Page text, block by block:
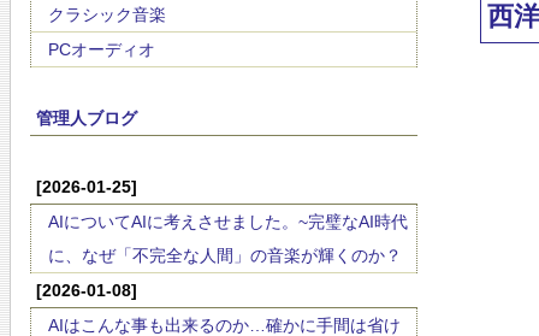
クラシック音楽
PCオーディオ
管理人ブログ
[2026-01-25]
AIについてAIに考えさせました。~完璧なAI時代
に、なぜ「不完全な人間」の音楽が輝くのか？
[2026-01-08]
AIはこんな事も出来るのか…確かに手間は省け
西